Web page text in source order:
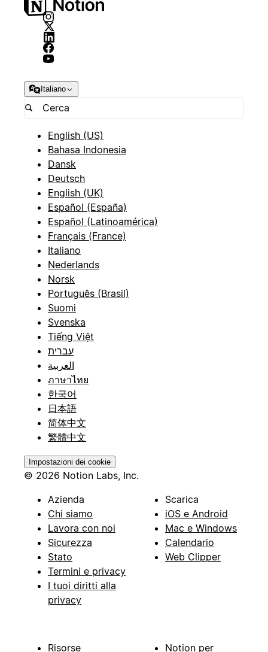
Italiano
English (US)
Bahasa Indonesia
Dansk
Deutsch
English (UK)
Español (España)
Español (Latinoamérica)
Français (France)
Italiano
Nederlands
Norsk
Português (Brasil)
Suomi
Svenska
Tiếng Việt
עברית
العربية
ภาษาไทย
한국어
日本語
简体中文
繁體中文
Impostazioni dei cookie
© 2026 Notion Labs, Inc.
Azienda
Chi siamo
Lavora con noi
Sicurezza
Stato
Termini e privacy
I tuoi diritti alla
privacy
Scarica
iOS e Android
Mac e Windows
Calendario
Web Clipper
Risorse Notion per